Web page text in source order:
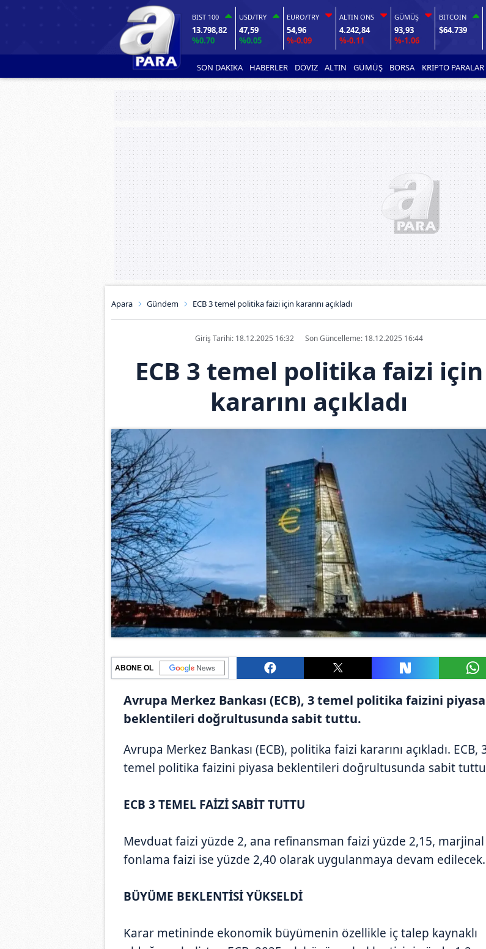
BIST 100
13.798,82
%0.70
USD/TRY
47,59
%0.05
EURO/TRY
54,96
%-0.09
ALTIN ONS
4.242,84
%-0.11
GÜMÜŞ
93,93
%-1.06
BITCOIN
$64.739
SON DAKİKA HABERLER DÖVİZ ALTIN GÜMÜŞ BORSA KRİPTO PARALAR
Apara Gündem ECB 3 temel politika faizi için kararını açıkladı
Giriş Tarihi: 18.12.2025 16:32 Son Güncelleme: 18.12.2025 16:44
ECB 3 temel politika faizi için
kararını açıkladı
ABONE OL
Avrupa Merkez Bankası (ECB), 3 temel politika faizini piyasa
beklentileri doğrultusunda sabit tuttu.
Avrupa Merkez Bankası (ECB), politika faizi kararını açıkladı. ECB,
temel politika faizini piyasa beklentileri doğrultusunda sabit
ECB 3 TEMEL FAİZİ SABİT TUTTU
Mevduat faizi yüzde 2, ana refinansman faizi yüzde 2,15, marjinal
fonlama faizi ise yüzde 2,40 olarak uygulanmaya devam edilecek.
BÜYÜME BEKLENTİSİ YÜKSELDİ
Karar metininde ekonomik büyümenin özellikle iç talep kaynaklı